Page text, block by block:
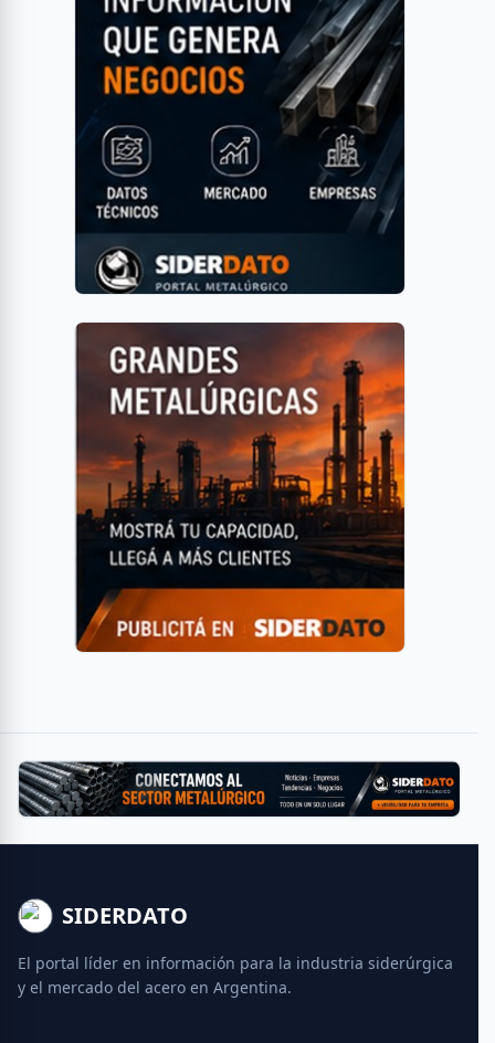
SIDERDATO
El portal líder en información para la industria siderúrgica
y el mercado del acero en Argentina.